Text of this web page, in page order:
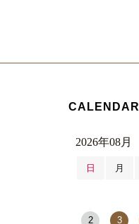
CALENDAR
2026年08月
日 月
2 3